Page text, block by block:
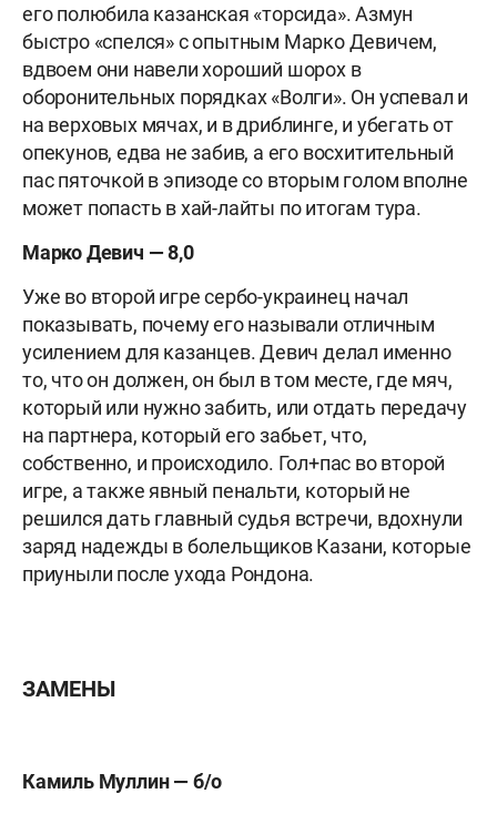
его полюбила казанская «торсида». Азмун
быстро «спелся» с опытным Марко Девичем,
вдвоем они навели хороший шорох в
оборонительных порядках «Волги». Он успевал и
на верховых мячах, и в дриблинге, и убегать от
опекунов, едва не забив, а его восхитительный
пас пяточкой в эпизоде со вторым голом вполне
может попасть в хай-лайты по итогам тура.
Марко Девич — 8,0
Уже во второй игре сербо-украинец начал
показывать, почему его называли отличным
усилением для казанцев. Девич делал именно
то, что он должен, он был в том месте, где мяч,
который или нужно забить, или отдать передачу
на партнера, который его забьет, что,
собственно, и происходило. Гол+пас во второй
игре, а также явный пенальти, который не
решился дать главный судья встречи, вдохнули
заряд надежды в болельщиков Казани, которые
приуныли после ухода Рондона.
ЗАМЕНЫ
Камиль Муллин — б/о